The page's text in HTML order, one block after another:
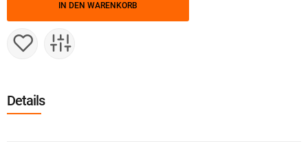
IN DEN WARENKORB
Details